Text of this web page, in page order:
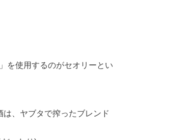
を使用するのがセオリーとい
、ヤブタで搾ったブレンド